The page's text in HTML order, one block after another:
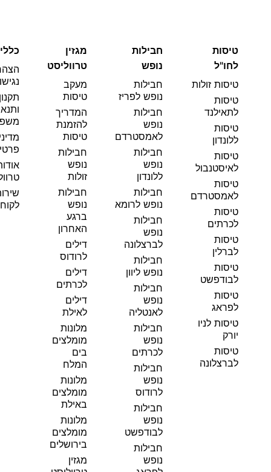
טיסות
לחו"ל
טיסות זולות
טיסות
לתאילנד
טיסות
ללונדון
טיסות
לאיסטנבול
טיסות
לאמסטרדם
טיסות
לכרתים
טיסות
לברלין
טיסות
לבודפשט
טיסות
לפראג
טיסות לניו
יורק
טיסות
לברצלונה
חבילות
נופש
חבילות
נופש לפריז
חבילות
נופש
לאמסטרדם
חבילות
נופש
ללונדון
חבילות
נופש לרומא
חבילות
נופש
לברצלונה
חבילות
נופש ליוון
חבילות
נופש
לאנטליה
חבילות
נופש
לכרתים
חבילות
נופש
לרודוס
חבילות
נופש
לבודפשט
חבילות
נופש
מגזין
טרווליסט
מעקב
טיסות
המדריך
להזמנת
טיסות
חבילות
נופש
זולות
חבילות
נופש
ברגע
האחרון
דילים
לרודוס
דילים
לכרתים
דילים
לאילת
מלונות
מומלצים
בים
המלח
מלונות
מומלצים
באילת
מלונות
מומלצים
בירושלים
מגזין
כללי